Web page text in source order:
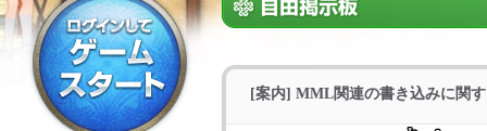
[案内] MML関連の書き込みに関